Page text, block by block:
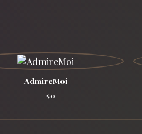
AdmireMoi
5.0